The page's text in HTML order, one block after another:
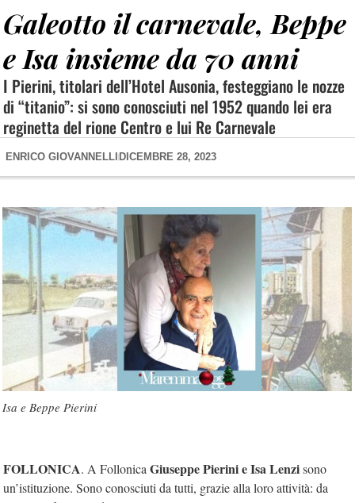
Galeotto il carnevale, Beppe
e Isa insieme da 70 anni
I Pierini, titolari dell’Hotel Ausonia, festeggiano le nozze
di “titanio”: si sono conosciuti nel 1952 quando lei era
reginetta del rione Centro e lui Re Carnevale
ENRICO GIOVANNELLI DICEMBRE 28, 2023
Isa e Beppe Pierini
FOLLONICA. A Follonica Giuseppe Pierini e Isa Lenzisono
un’istituzione. Sono conosciuti da tutti, grazie alla loro attività: da